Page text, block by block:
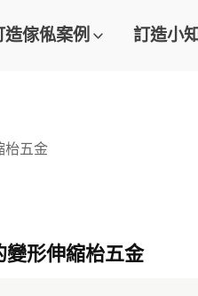
造傢俬案例 訂造小
枱五金
變形伸縮枱五金